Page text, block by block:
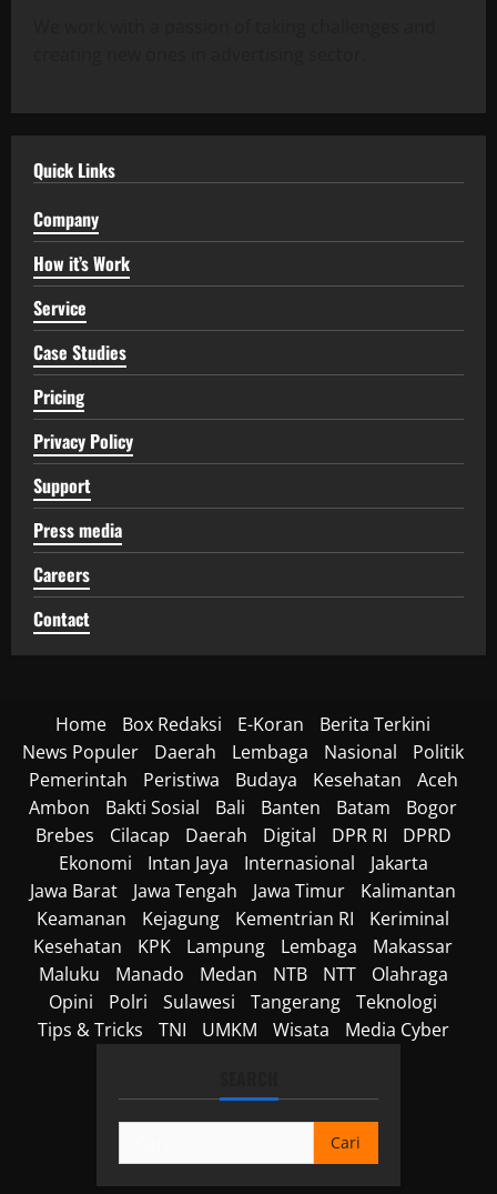
Quick Links
Company
How it’s Work
Service
Case Studies
Pricing
Privacy Policy
Support
Press media
Careers
Contact
Home Box Redaksi E-Koran
Berita Terkini
News Populer
Daerah Lembaga Nasional
Politik
Pemerintah
Peristiwa Budaya Kesehatan
Aceh
Ambon
Bakti Sosial Bali Banten Batam
Bogor
Brebes
Cilacap Daerah Digital DPR RI
DPRD
Ekonomi
Intan Jaya Internasional
Jakarta
Jawa Barat
Jawa Tengah Jawa Timur
Kalimantan
Keamanan
Kejagung Kementrian RI
Keriminal
Kesehatan
KPK Lampung Lembaga
Makassar
Maluku
Manado Medan NTB NTT
Olahraga
Opini
Polri Sulawesi Tangerang
Teknologi
Tips & Tricks
TNI UMKM Wisata Media Cyber
untuk: